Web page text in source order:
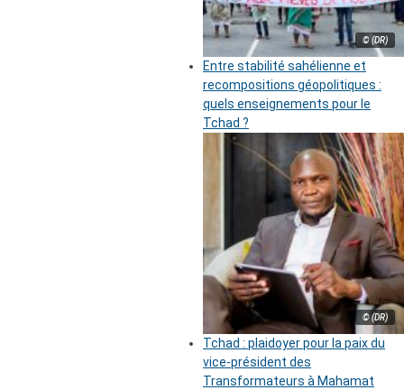
© (DR)
Entre stabilité sahélienne et
recompositions géopolitiques :
quels enseignements pour le
Tchad ?
© (DR)
Tchad : plaidoyer pour la paix du
vice-président des
Transformateurs à Mahamat